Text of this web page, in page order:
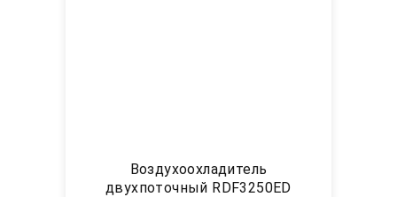
Воздухоохладитель
двухпоточный RDF3250ED